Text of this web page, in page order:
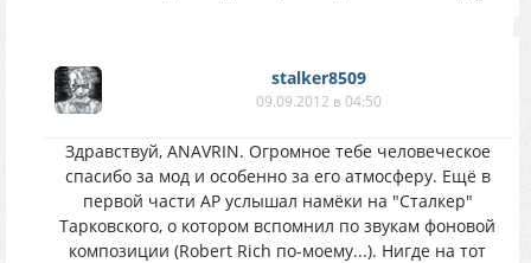
stalker8509
09.09.2012 в 04:50
Здравствуй, ANAVRIN. Огромное тебе человеческое
спасибо за мод и особенно за его атмосферу. Ещё в
первой части AP услышал намёки на "Сталкер"
Тарковского, о котором вспомнил по звукам фоновой
композиции (Robert Rich по-моему...). Нигде на тот